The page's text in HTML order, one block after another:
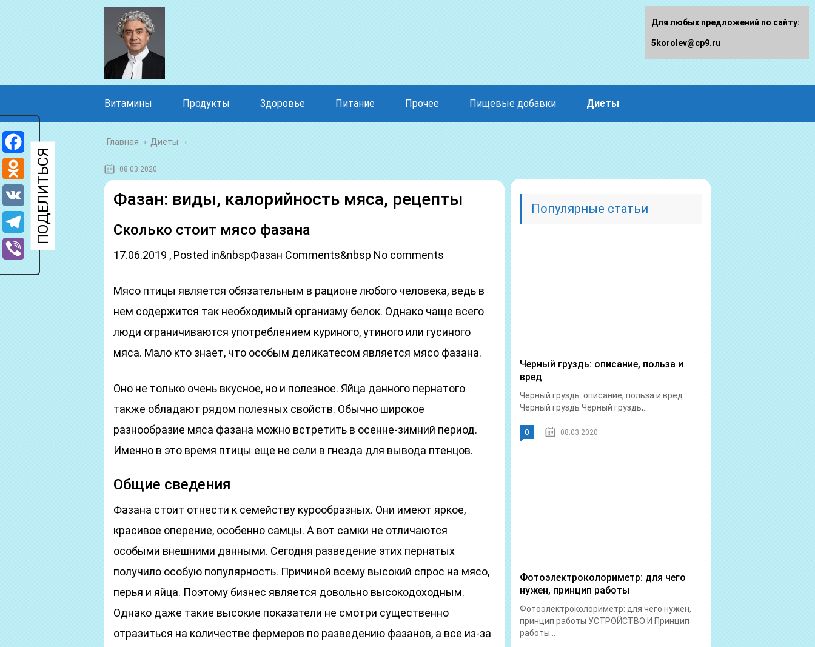
Витамины Продукты Здоровье Питание Прочее Пищевые добавки Диеты
Главная › Диеты
08.03.2020
Фазан: виды, калорийность мяса, рецепты
Сколько стоит мясо фазана
17.06.2019 , Posted in&nbspФазан Comments&nbsp No comments
Мясо птицы является обязательным в рационе любого человека, ведь в
нем содержится так необходимый организму белок. Однако чаще всего
люди ограничиваются употреблением куриного, утиного или гусиного
мяса. Мало кто знает, что особым деликатесом является мясо фазана.
Оно не только очень вкусное, но и полезное. Яйца данного пернатого
также обладают рядом полезных свойств. Обычно широкое
разнообразие мяса фазана можно встретить в осенне-зимний период.
Именно в это время птицы еще не сели в гнезда для вывода птенцов.
Общие сведения
Фазана стоит отнести к семейству курообразных. Они имеют яркое,
красивое оперение, особенно самцы. А вот самки не отличаются
особыми внешними данными. Сегодня разведение этих пернатых
получило особую популярность. Причиной всему высокий спрос на мясо,
перья и яйца. Поэтому бизнес является довольно высокодоходным.
Однако даже такие высокие показатели не смотри существенно
отразиться на количестве фермеров по разведению фазанов, а все из-за
Популярные статьи
Черный груздь: описание, польза и
вред
Черный груздь: описание, польза и вред
Черный груздь Черный груздь,...
0 08.03.2020
Фотоэлектроколориметр: для чего
нужен, принцип работы
Фотоэлектроколориметр: для чего нужен,
принцип работы УСТРОЙСТВО И Принцип
работы...
Facebook
Odnoklassniki
VK
Telegram
Viber
Для любых предложений по сайту:
5korolev@cp9.ru